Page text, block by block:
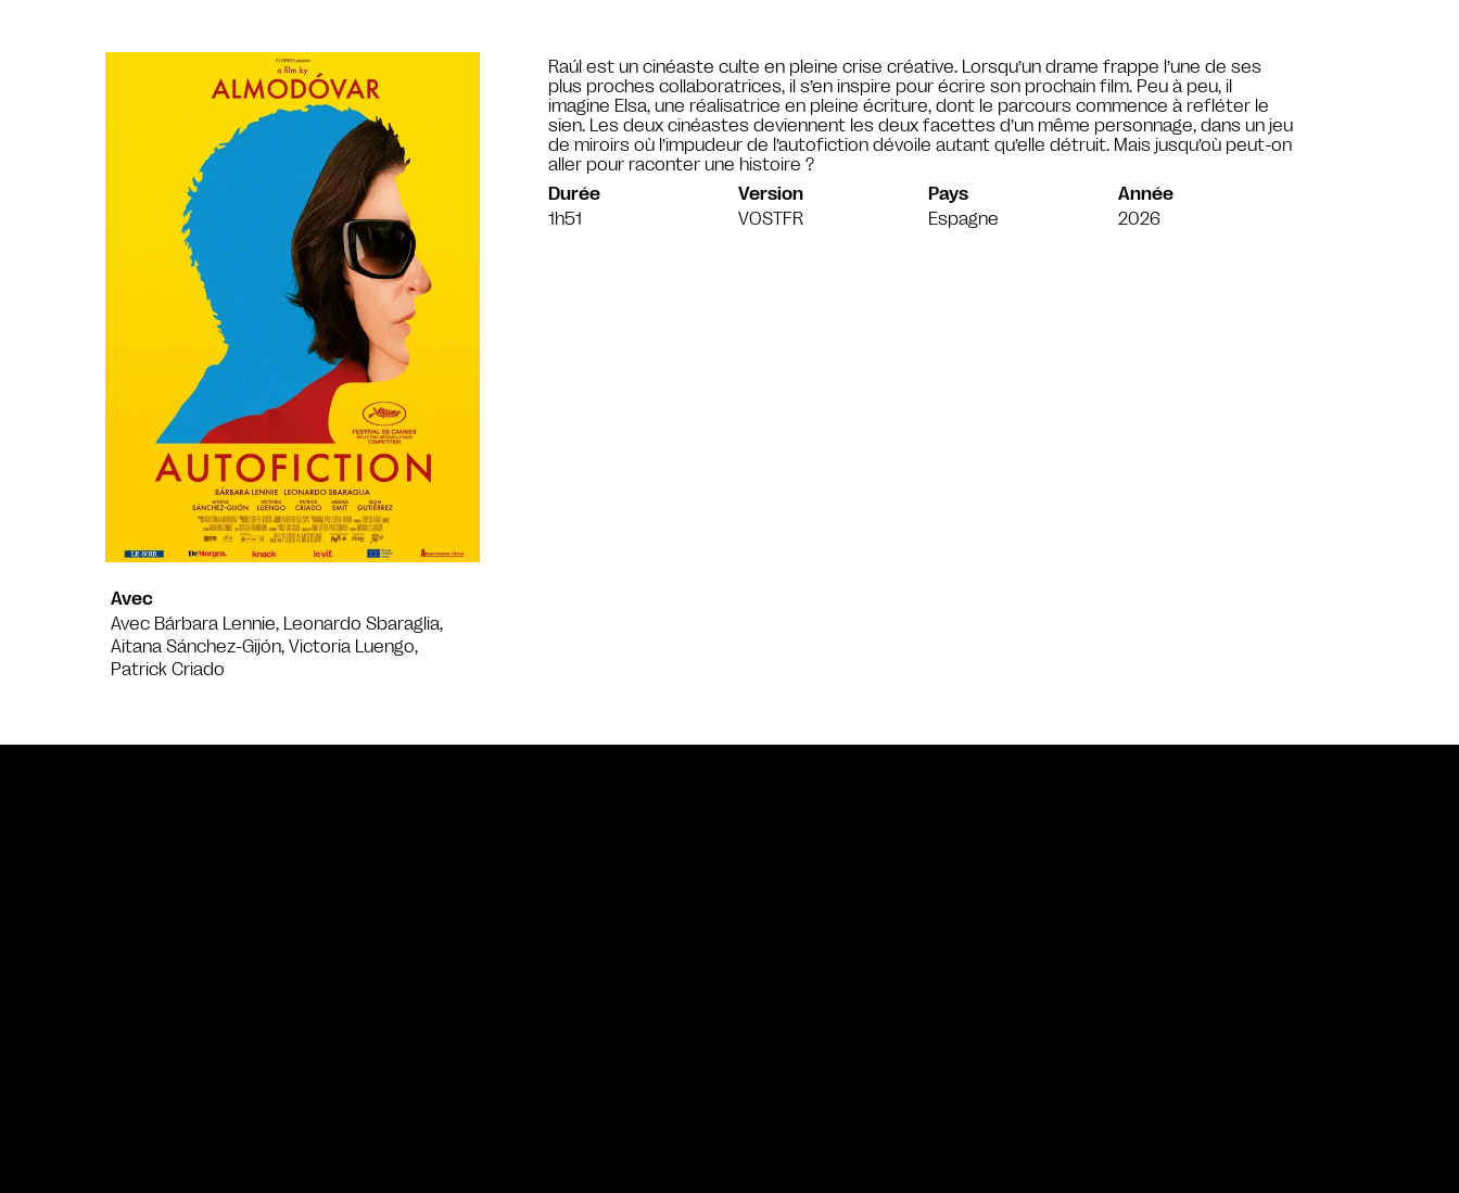
Avec
Avec Bárbara Lennie, Leonardo Sbaraglia,
Aitana Sánchez-Gijón, Victoria Luengo,
Patrick Criado
Raúl est un cinéaste culte en pleine crise créative. Lorsqu’un drame frappe l’une de ses
plus proches collaboratrices, il s’en inspire pour écrire son prochain film. Peu à peu, il
imagine Elsa, une réalisatrice en pleine écriture, dont le parcours commence à refléter le
sien. Les deux cinéastes deviennent les deux facettes d’un même personnage, dans un jeu
de miroirs où l’impudeur de l’autofiction dévoile autant qu’elle détruit. Mais jusqu’où peut-on
aller pour raconter une histoire ?
Durée
1h51
Version
VOSTFR
Pays
Espagne
Année
2026